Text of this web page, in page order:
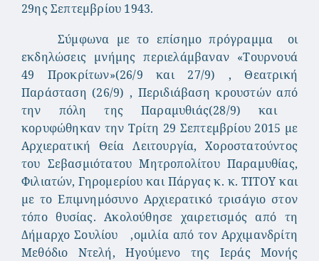
29ης Σεπτεμβρίου 1943.
Σύμφωνα με το επίσημο πρόγραμμα οι
εκδηλώσεις μνήμης περιελάμβαναν «Τουρνουά
49 Προκρίτων»(26/9 και 27/9) , Θεατρική
Παράσταση (26/9) , Περιδιάβαση κρουστών από
την πόλη της Παραμυθιάς(28/9) και
κορυφώθηκαν την Τρίτη 29 Σεπτεμβρίου 2015 με
Αρχιερατική Θεία Λειτουργία, Χοροστατούντος
του Σεβασμιότατου Μητροπολίτου Παραμυθίας,
Φιλιατών, Γηρομερίου και Πάργας κ. κ. ΤΙΤΟΥ και
με το Επιμνημόσυνο Αρχιερατικό τρισάγιο στον
τόπο θυσίας. Ακολούθησε χαιρετισμός από τη
Δήμαρχο Σουλίου ,ομιλία από τον Αρχιμανδρίτη
Μεθόδιο Ντελή, Ηγούμενο της Ιεράς Μονής